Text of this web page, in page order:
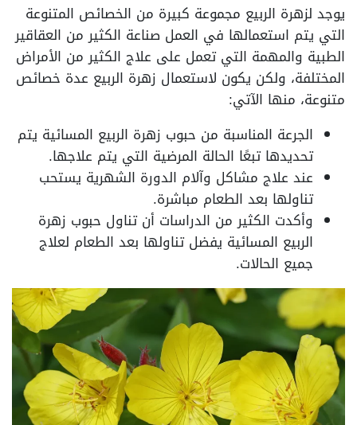
يوجد لزهرة الربيع مجموعة كبيرة من الخصائص المتنوعة
التي يتم استعمالها في العمل صناعة الكثير من العقاقير
الطبية والمهمة التي تعمل على علاج الكثير من الأمراض
المختلفة، ولكن يكون لاستعمال زهرة الربيع عدة خصائص
متنوعة، منها الآتي:
الجرعة المناسبة من حبوب زهرة الربيع المسائية يتم
تحديدها تبعًا الحالة المرضية التي يتم علاجها.
عند علاج مشاكل وآلام الدورة الشهرية يستحب
تناولها بعد الطعام مباشرة.
وأكدت الكثير من الدراسات أن تناول حبوب زهرة
الربيع المسائية يفضل تناولها بعد الطعام لعلاج
جميع الحالات.